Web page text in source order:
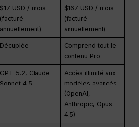
$17 USD / mois
(facturé
annuellement)
$167 USD / mois
(facturé
annuellement)
Décuplée
Comprend tout le
contenu Pro
GPT-5.2, Claude
Sonnet 4.5
Accès illimité aux
modèles avancés
(OpenAI,
Anthropic, Opus
4.5)